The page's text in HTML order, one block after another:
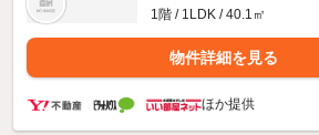
1階 / 1LDK / 40.1㎡
物件詳細を見る
ほか提供